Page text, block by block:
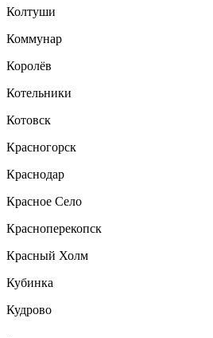
Колтуши
Коммунар
Королёв
Котельники
Котовск
Красногорск
Краснодар
Красное Село
Красноперекопск
Красный Холм
Кубинка
Кудрово